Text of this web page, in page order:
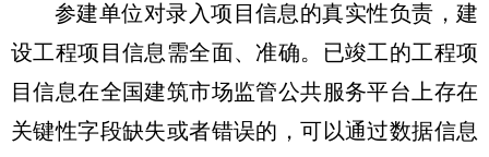
参建单位对录入项目信息的真实性负责，建
设工程项目信息需全面、准确。已竣工的工程项
目信息在全国建筑市场监管公共服务平台上存在
关键性字段缺失或者错误的，可以通过数据信息